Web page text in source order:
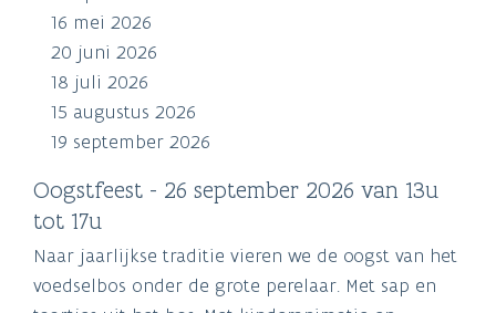
16 mei 2026
20 juni 2026
18 juli 2026
15 augustus 2026
19 september 2026
Oogstfeest - 26 september 2026 van 13u
tot 17u
Naar jaarlijkse traditie vieren we de oogst van het
voedselbos onder de grote perelaar. Met sap en